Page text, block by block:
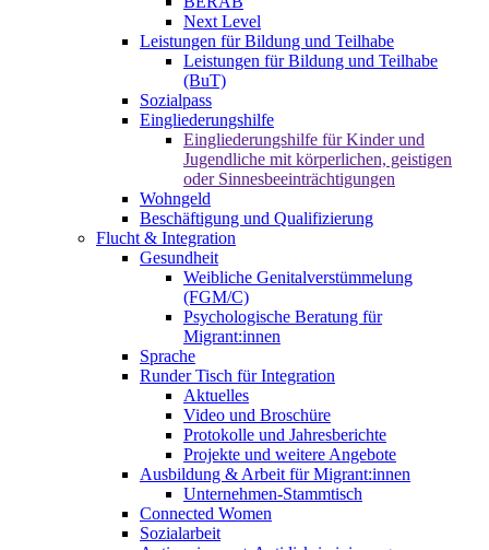
Next Level
Leistungen für Bildung und Teilhabe
Leistungen für Bildung und Teilhabe
(BuT)
Sozialpass
Eingliederungshilfe
Eingliederungshilfe für Kinder und
Jugendliche mit körperlichen, geistigen
oder Sinnesbeeinträchtigungen
Wohngeld
Beschäftigung und Qualifizierung
Flucht & Integration
Gesundheit
Weibliche Genitalverstümmelung
(FGM/C)
Psychologische Beratung für
Migrant:innen
Sprache
Runder Tisch für Integration
Aktuelles
Video und Broschüre
Protokolle und Jahresberichte
Projekte und weitere Angebote
Ausbildung & Arbeit für Migrant:innen
Unternehmen-Stammtisch
Connected Women
Sozialarbeit